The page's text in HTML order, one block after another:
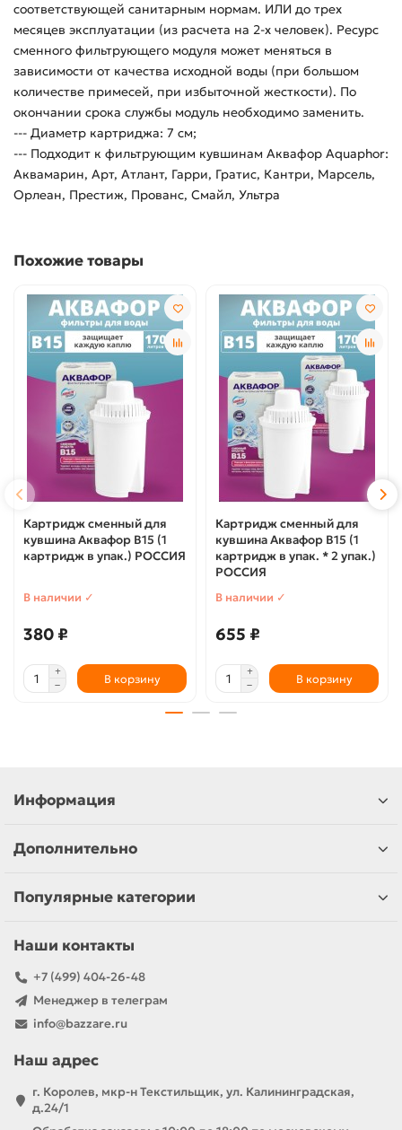
соответствующей санитарным нормам. ИЛИ до трех
месяцев эксплуатации (из расчета на 2-х человек). Ресурс
сменного фильтрующего модуля может меняться в
зависимости от качества исходной воды (при большом
количестве примесей, при избыточной жесткости). По
окончании срока службы модуль необходимо заменить.
--- Диаметр картриджа: 7 см;
--- Подходит к фильтрующим кувшинам Аквафор Aquaphor:
Аквамарин, Арт, Атлант, Гарри, Гратис, Кантри, Марсель,
Орлеан, Престиж, Прованс, Смайл, Ультра
Похожие товары
Картридж сменный для
кувшина Аквафор B15 (1
картридж в упак.) РОССИЯ
В наличии ✓
380 ₽
В корзину
Картридж сменный для
кувшина Аквафор B15 (1
картридж в упак. * 2 упак.)
РОССИЯ
В наличии ✓
655 ₽
В корзину
Информация
Дополнительно
Популярные категории
Наши контакты
+7 (499) 404-26-48
Менеджер в телеграм
info@bazzare.ru
Наш адрес
г. Королев, мкр-н Текстильщик, ул. Калининградская,
д.24/1